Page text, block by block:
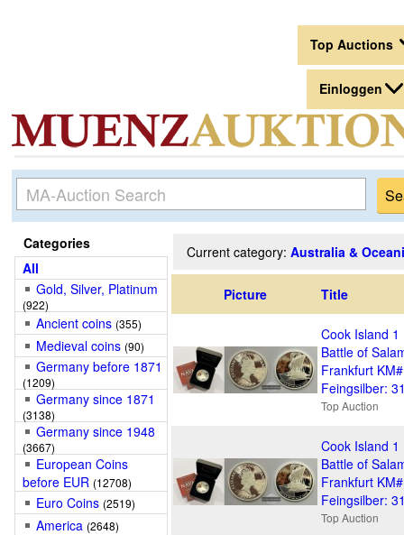
Top Auctions
Einloggen
Categories
All
Gold, Silver, Platinum
(922)
Ancient coins (355)
Medieval coins (90)
Germany before 1871
(1209)
Germany since 1871
(3138)
Germany since 1948
(3667)
European Coins
before EUR (12708)
Euro Coins (2519)
America (2648)
Current category: Australia &
Picture Title
Cook Island
Battle of
Frankfurt
Feingsilber:
Top Auction
Cook Island
Battle of
Frankfurt
Feingsilber:
Top Auction